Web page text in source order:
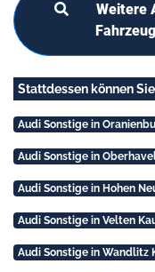
Weitere
Stattdessen können
Audi Sonstige in
Audi Sonstige in
Audi Sonstige in Hohen
Audi Sonstige in Velten
Audi Sonstige in Wandlitz